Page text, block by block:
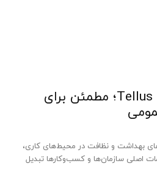
محصولات بهداشتی Tellus؛ مطمئن برای
بهداشت و نظافت در محیط‌های کاری،
اصلی سازمان‌ها و کسب‌وکارها تبدیل